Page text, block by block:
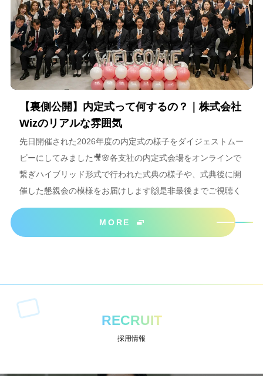
【裏側公開】内定式って何するの？｜株式会社
Wizのリアルな雰囲気
先日開催された2026年度の内定式の様子をダイジェストムー
ビーにしてみました🎥🌸各支社の内定式会場をオンラインで
繋ぎハイブリッド形式で行われた式典の様子や、式典後に開
催した懇親会の模様をお届けします🙌是非最後までご視聴く
ださいね＾＾
MORE
RECRUIT
採用情報